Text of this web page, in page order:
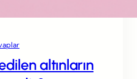
altınların